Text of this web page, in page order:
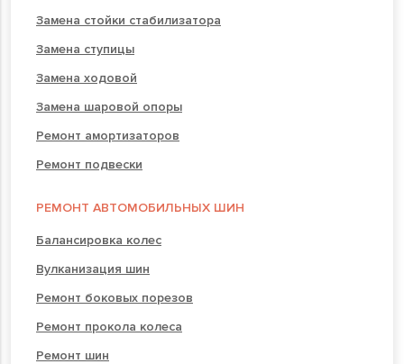
Замена стойки стабилизатора
Замена ступицы
Замена ходовой
Замена шаровой опоры
Ремонт амортизаторов
Ремонт подвески
РЕМОНТ АВТОМОБИЛЬНЫХ ШИН
Балансировка колес
Вулканизация шин
Ремонт боковых порезов
Ремонт прокола колеса
Ремонт шин